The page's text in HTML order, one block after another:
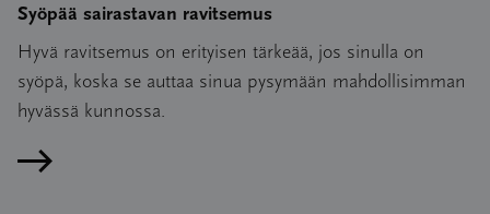
Syöpää sairastavan ravitsemus
Hyvä ravitsemus on erityisen tärkeää, jos sinulla on
syöpä, koska se auttaa sinua pysymään mahdollisimman
hyvässä kunnossa.
Lue artikkeli